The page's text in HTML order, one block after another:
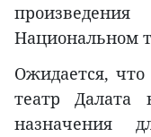
Национальном
Ожидается,
театр Далата
назначения